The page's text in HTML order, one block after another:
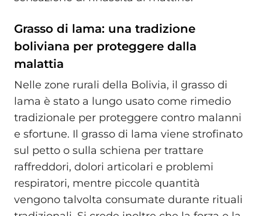
Grasso di lama: una tradizione
boliviana per proteggere dalla
malattia
Nelle zone rurali della Bolivia, il grasso di
lama è stato a lungo usato come rimedio
tradizionale per proteggere contro malanni
e sfortune. Il grasso di lama viene strofinato
sul petto o sulla schiena per trattare
raffreddori, dolori articolari e problemi
respiratori, mentre piccole quantità
vengono talvolta consumate durante rituali